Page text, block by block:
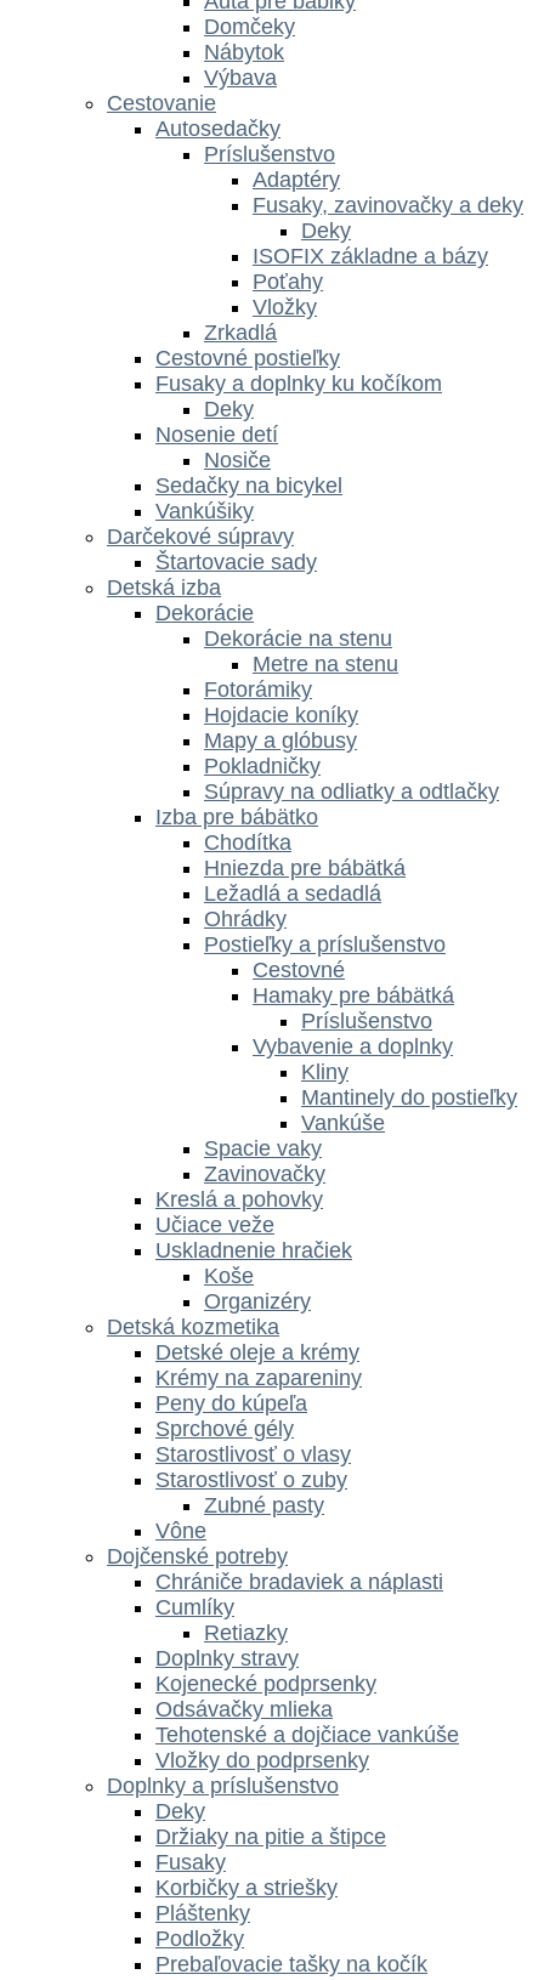
Domčeky
Nábytok
Výbava
Cestovanie
Autosedačky
Príslušenstvo
Adaptéry
Fusaky, zavinovačky a deky
Deky
ISOFIX základne a bázy
Poťahy
Vložky
Zrkadlá
Cestovné postieľky
Fusaky a doplnky ku kočíkom
Deky
Nosenie detí
Nosiče
Sedačky na bicykel
Vankúšiky
Darčekové súpravy
Štartovacie sady
Detská izba
Dekorácie
Dekorácie na stenu
Metre na stenu
Fotorámiky
Hojdacie koníky
Mapy a glóbusy
Pokladničky
Súpravy na odliatky a odtlačky
Izba pre bábätko
Chodítka
Hniezda pre bábätká
Ležadlá a sedadlá
Ohrádky
Postieľky a príslušenstvo
Cestovné
Hamaky pre bábätká
Príslušenstvo
Vybavenie a doplnky
Kliny
Mantinely do postieľky
Vankúše
Spacie vaky
Zavinovačky
Kreslá a pohovky
Učiace veže
Uskladnenie hračiek
Koše
Organizéry
Detská kozmetika
Detské oleje a krémy
Krémy na zapareniny
Peny do kúpeľa
Sprchové gély
Starostlivosť o vlasy
Starostlivosť o zuby
Zubné pasty
Vône
Dojčenské potreby
Chrániče bradaviek a náplasti
Cumlíky
Retiazky
Doplnky stravy
Kojenecké podprsenky
Odsávačky mlieka
Tehotenské a dojčiace vankúše
Vložky do podprsenky
Doplnky a príslušenstvo
Deky
Držiaky na pitie a štipce
Fusaky
Korbičky a striešky
Pláštenky
Podložky
Prebaľovacie tašky na kočík